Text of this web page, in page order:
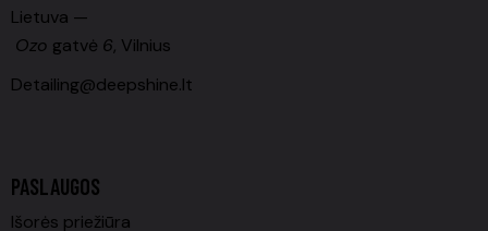
Lietuva —
Ozo gatvė 6, Vilnius
Detailing@deepshine.lt
PASLAUGOS
Išorės priežiūra